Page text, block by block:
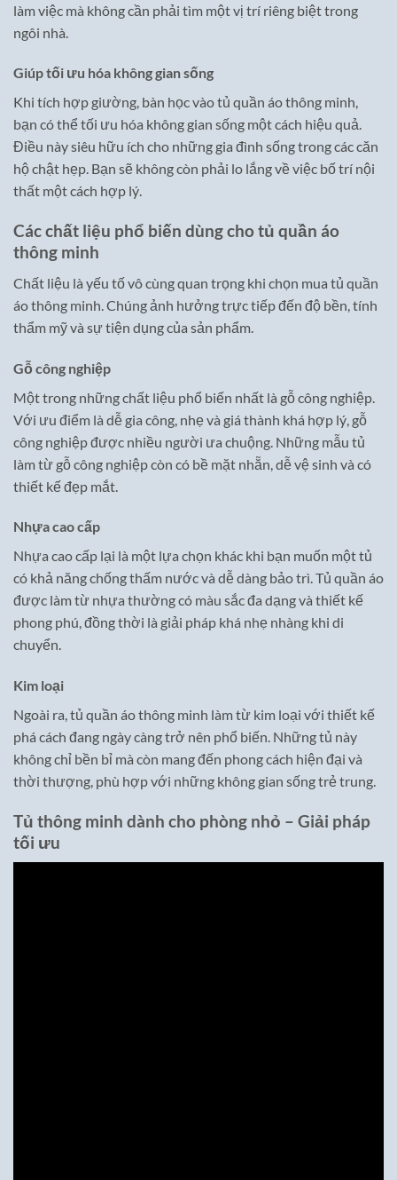
làm việc mà không cần phải tìm một vị trí riêng biệt trong
ngôi nhà.
Giúp tối ưu hóa không gian sống
Khi tích hợp giường, bàn học vào tủ quần áo thông minh,
bạn có thể tối ưu hóa không gian sống một cách hiệu quả.
Điều này siêu hữu ích cho những gia đình sống trong các căn
hộ chật hẹp. Bạn sẽ không còn phải lo lắng về việc bố trí nội
thất một cách hợp lý.
Các chất liệu phổ biến dùng cho tủ quần áo
thông minh
Chất liệu là yếu tố vô cùng quan trọng khi chọn mua tủ quần
áo thông minh. Chúng ảnh hưởng trực tiếp đến độ bền, tính
thẩm mỹ và sự tiện dụng của sản phẩm.
Gỗ công nghiệp
Một trong những chất liệu phổ biến nhất là gỗ công nghiệp.
Với ưu điểm là dễ gia công, nhẹ và giá thành khá hợp lý, gỗ
công nghiệp được nhiều người ưa chuộng. Những mẫu tủ
làm từ gỗ công nghiệp còn có bề mặt nhẵn, dễ vệ sinh và có
thiết kế đẹp mắt.
Nhựa cao cấp
Nhựa cao cấp lại là một lựa chọn khác khi bạn muốn một tủ
có khả năng chống thấm nước và dễ dàng bảo trì. Tủ quần áo
được làm từ nhựa thường có màu sắc đa dạng và thiết kế
phong phú, đồng thời là giải pháp khá nhẹ nhàng khi di
chuyển.
Kim loại
Ngoài ra, tủ quần áo thông minh làm từ kim loại với thiết kế
phá cách đang ngày càng trở nên phổ biến. Những tủ này
không chỉ bền bỉ mà còn mang đến phong cách hiện đại và
thời thượng, phù hợp với những không gian sống trẻ trung.
Tủ thông minh dành cho phòng nhỏ – Giải pháp
tối ưu